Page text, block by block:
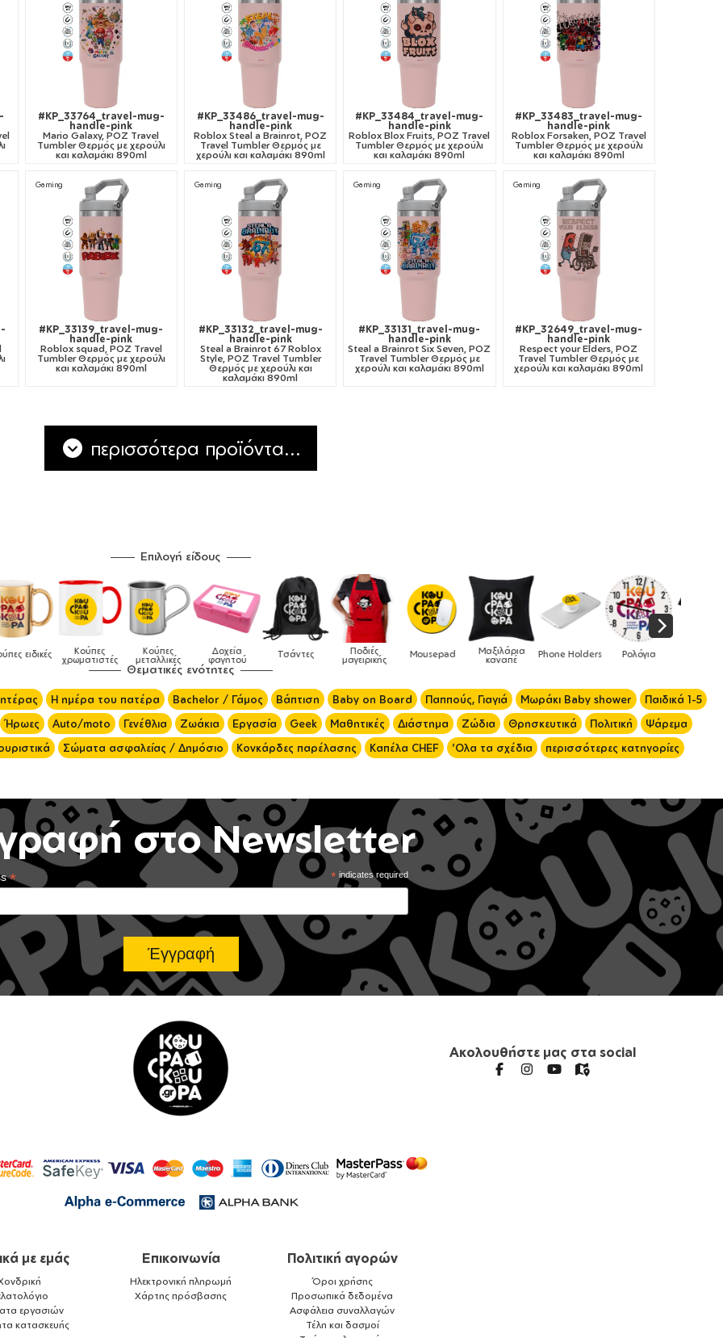
#KP_33764_travel-mug-
handle-pink
Mario Galaxy, ΡΟΖ Travel
Tumbler Θερμός με χερούλι
και καλαμάκι 890ml
#KP_33486_travel-mug-
handle-pink
Roblox Steal a Brainrot, ΡΟΖ
Travel Tumbler Θερμός με
χερούλι και καλαμάκι 890ml
#KP_33484_travel-mug-
handle-pink
Roblox Blox Fruits, ΡΟΖ Travel
Tumbler Θερμός με χερούλι
και καλαμάκι 890ml
#KP_33483_travel-mug-
handle-pink
Roblox Forsaken, ΡΟΖ Travel
Tumbler Θερμός με χερούλι
και καλαμάκι 890ml
Gaming
#KP_33139_travel-mug-
handle-pink
Roblox squad, ΡΟΖ Travel
Tumbler Θερμός με χερούλι
και καλαμάκι 890ml
Gaming
#KP_33132_travel-mug-
handle-pink
Steal a Brainrot 67 Roblox
Style, ΡΟΖ Travel Tumbler
Θερμός με χερούλι και
καλαμάκι 890ml
Gaming
#KP_33131_travel-mug-
handle-pink
Steal a Brainrot Six Seven, ΡΟΖ
Travel Tumbler Θερμός με
χερούλι και καλαμάκι 890ml
Gaming
#KP_32649_travel-mug-
handle-pink
Respect your Elders, ΡΟΖ
Travel Tumbler Θερμός με
χερούλι και καλαμάκι 890ml
περισσότερα προϊόντα...
Επιλογή είδους
Κούπες
χρωματιστές μεταλλικές φαγητού Τσάντες μαγειρικής Mousepad Μαξιλάρια
καναπέ Phone Holders Ρολόγια
Θεματικές ενότητες
Η ημέρα του πατέρα Bachelor / Γάμος Βάπτιση Baby on Board Παππούς, Γιαγιά Μωράκι Baby shower
Παιδικά 1-5
Ήρωες Auto/moto Γενέθλια Ζωάκια Εργασία Geek Μαθητικές Διάστημα Ζώδια Θρησκευτικά Πολιτική
Ψάρεμα
Σώματα ασφαλείας / Δημόσιο Κονκάρδες παρέλασης Καπέλα CHEF 'Ολα τα σχέδια περισσότερες κατηγορίες
στο Newsletter
*indicates required
*
Ακολουθήστε μας στα social
με εμάς
εργασιών
κατασκευής
Επικοινωνία
Ηλεκτρονική πληρωμή
Χάρτης πρόσβασης
Πολιτική αγορών
Όροι χρήσης
Προσωπικά δεδομένα
Ασφάλεια συναλλαγών
Τέλη και δασμοί